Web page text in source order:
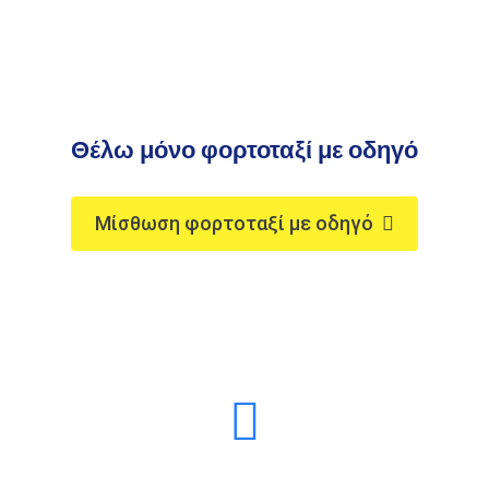
Θέλω μόνο φορτοταξί με οδηγό
Μίσθωση φορτοταξί με οδηγό